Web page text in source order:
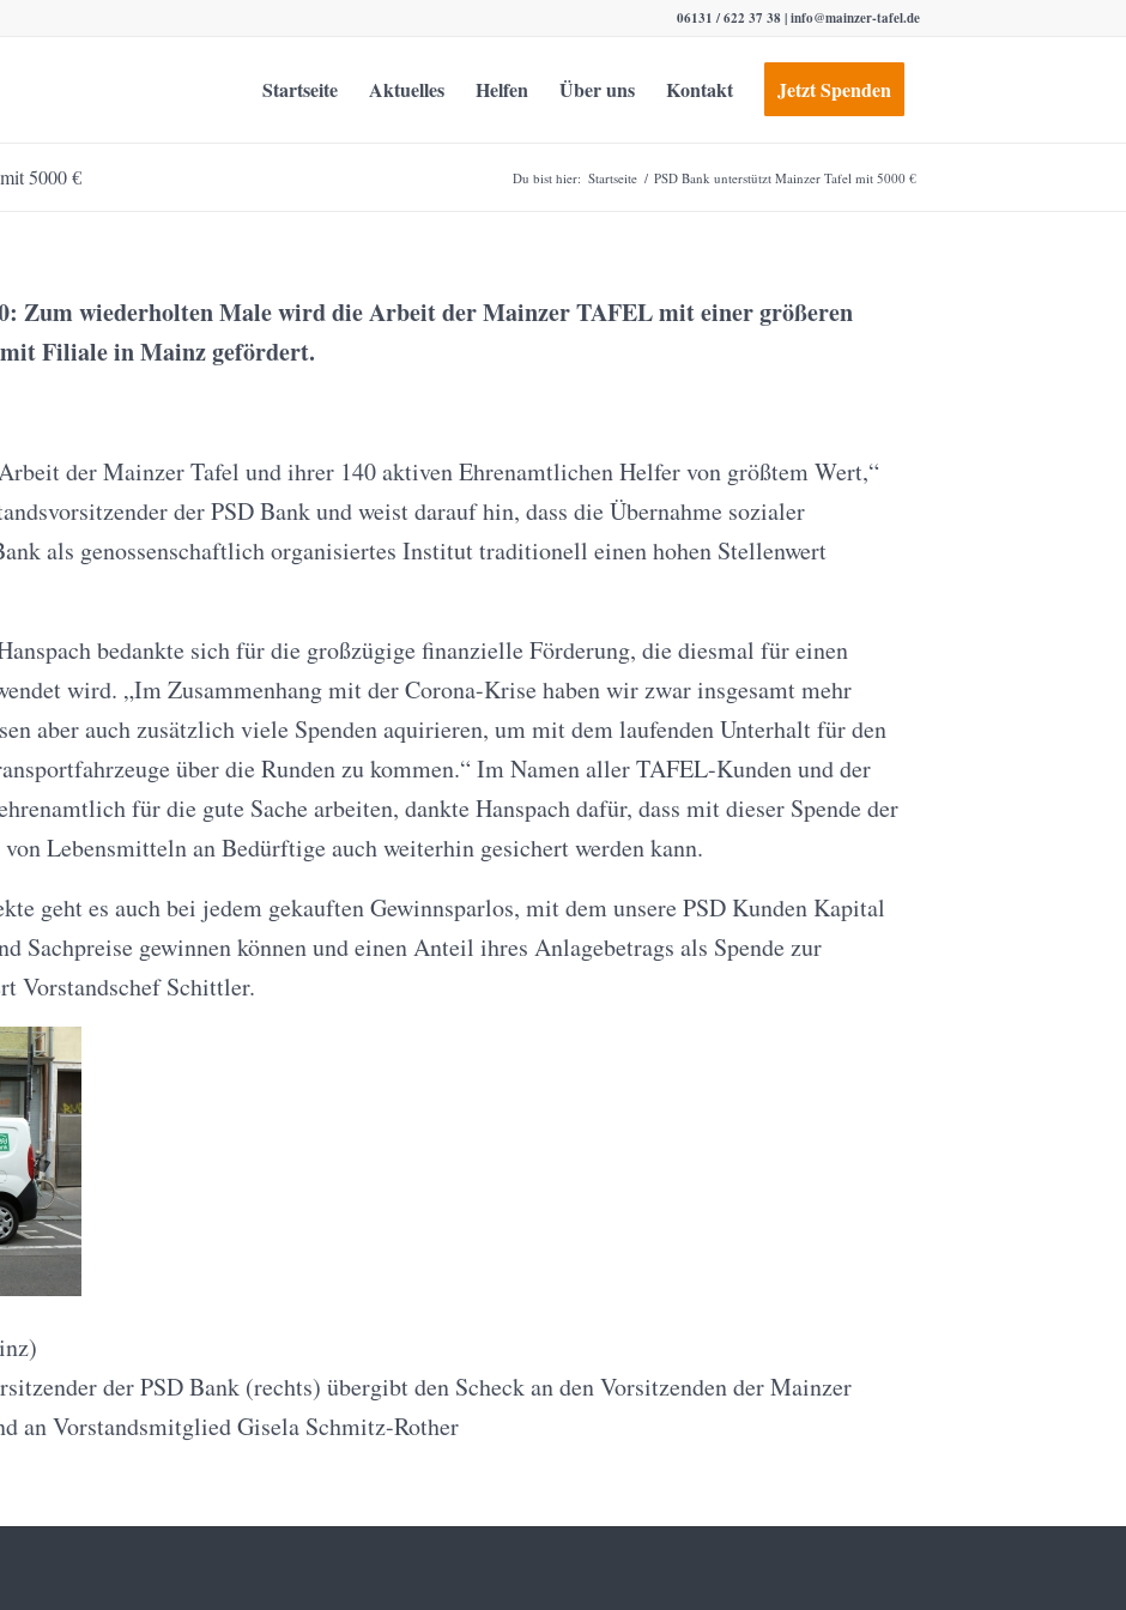
06131 / 622 37 38 |info@mainzer-tafel.de
Startseite Aktuelles Helfen Über uns Kontakt Jetzt Spenden
5000 € Du bist hier: Startseite / PSD Bank unterstützt Mainzer Tafel mit 5000 €
Zum wiederholten Male wird die Arbeit der Mainzer TAFEL mit einer größeren
Filiale in Mainz gefördert.
der Mainzer Tafel und ihrer 140 aktiven Ehrenamtlichen Helfer von größtem Wert,“
der PSD Bank und weist darauf hin, dass die Übernahme sozialer
als genossenschaftlich organisiertes Institut traditionell einen hohen Stellenwert
bedankte sich für die großzügige finanzielle Förderung, die diesmal für einen
wird. „Im Zusammenhang mit der Corona-Krise haben wir zwar insgesamt mehr
aber auch zusätzlich viele Spenden aquirieren, um mit dem laufenden Unterhalt für den
über die Runden zu kommen.“ Im Namen aller TAFEL-Kunden und der
für die gute Sache arbeiten, dankte Hanspach dafür, dass mit dieser Spende der
Lebensmitteln an Bedürftige auch weiterhin gesichert werden kann.
geht es auch bei jedem gekauften Gewinnsparlos, mit dem unsere PSD Kunden Kapital
Sachpreise gewinnen können und einen Anteil ihres Anlagebetrags als Spende zur
Vorstandschef Schittler.
der PSD Bank (rechts) übergibt den Scheck an den Vorsitzenden der Mainzer
an Vorstandsmitglied Gisela Schmitz-Rother